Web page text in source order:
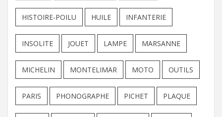
HISTOIRE-POILU HUILE INFANTERIE
INSOLITE JOUET LAMPE MARSANNE
MICHELIN MONTELIMAR MOTO OUTILS
PARIS PHONOGRAPHE PICHET PLAQUE